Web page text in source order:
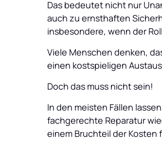
Das bedeutet nicht nur
auch zu ernsthaften
insbesondere, wenn der
Viele Menschen denken,
einen kostspieligen
Doch das muss nicht sein!
In den meisten Fällen
fachgerechte Reparatur
einem Bruchteil der Kosten